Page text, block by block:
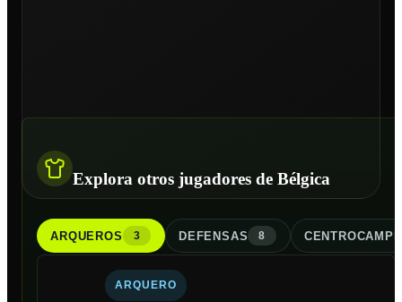
Explora otros jugadores de Bélgica
ARQUEROS 3 DEFENSAS 8
ARQUERO